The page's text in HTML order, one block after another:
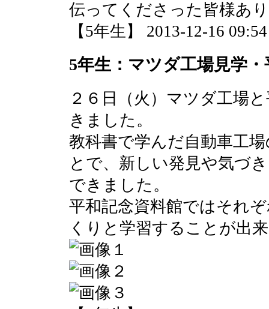
伝ってくださった皆様あ
【5年生】 2013-12-16
5年生：マツダ工場見学
２６日（火）マツダ工場
きました。
教科書で学んだ自動車工
とで、新しい発見や気づ
できました。
平和記念資料館ではそれ
くりと学習することが出